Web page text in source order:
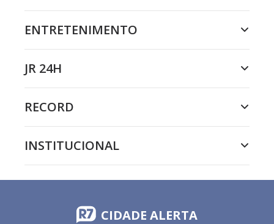
ENTRETENIMENTO
JR 24H
RECORD
INSTITUCIONAL
CIDADE ALERTA